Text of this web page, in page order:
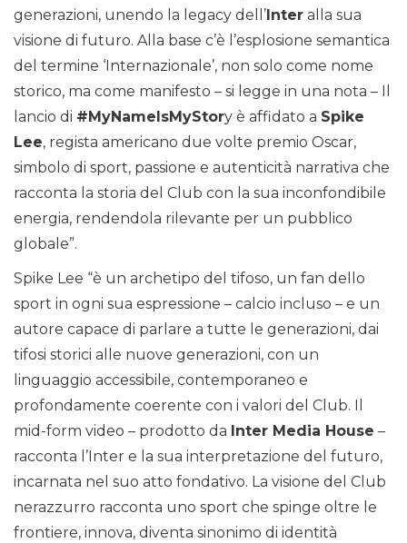
generazioni, unendo la legacy dell’Inter alla sua
visione di futuro. Alla base c’è l’esplosione semantica
del termine ‘Internazionale’, non solo come nome
storico, ma come manifesto – si legge in una nota – Il
lancio di #MyNameIsMyStory è affidato a Spike
Lee, regista americano due volte premio Oscar,
simbolo di sport, passione e autenticità narrativa che
racconta la storia del Club con la sua inconfondibile
energia, rendendola rilevante per un pubblico
globale”.
Spike Lee “è un archetipo del tifoso, un fan dello
sport in ogni sua espressione – calcio incluso – e un
autore capace di parlare a tutte le generazioni, dai
tifosi storici alle nuove generazioni, con un
linguaggio accessibile, contemporaneo e
profondamente coerente con i valori del Club. Il
mid-form video – prodotto da Inter Media House –
racconta l’Inter e la sua interpretazione del futuro,
incarnata nel suo atto fondativo. La visione del Club
nerazzurro racconta uno sport che spinge oltre le
frontiere, innova, diventa sinonimo di identità